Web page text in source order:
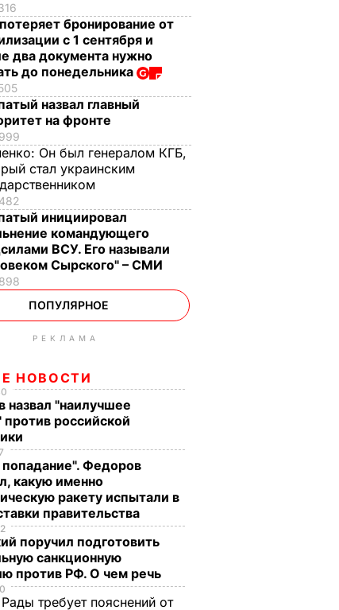
бронирование от
с 1 сентября и
два документа нужно
до понедельника
назвал главный
на фронте
Он был генералом КГБ,
стал украинским
инициировал
командующего
ВСУ. Его называли
Сырского" – СМИ
ПОПУЛЯРНОЕ
РЕКЛАМА
НОВОСТИ
назвал "наилучшее
российской
Федоров
какую именно
ракету испытали в
правительства
поручил подготовить
санкционную
против РФ. О чем речь
требует пояснений от